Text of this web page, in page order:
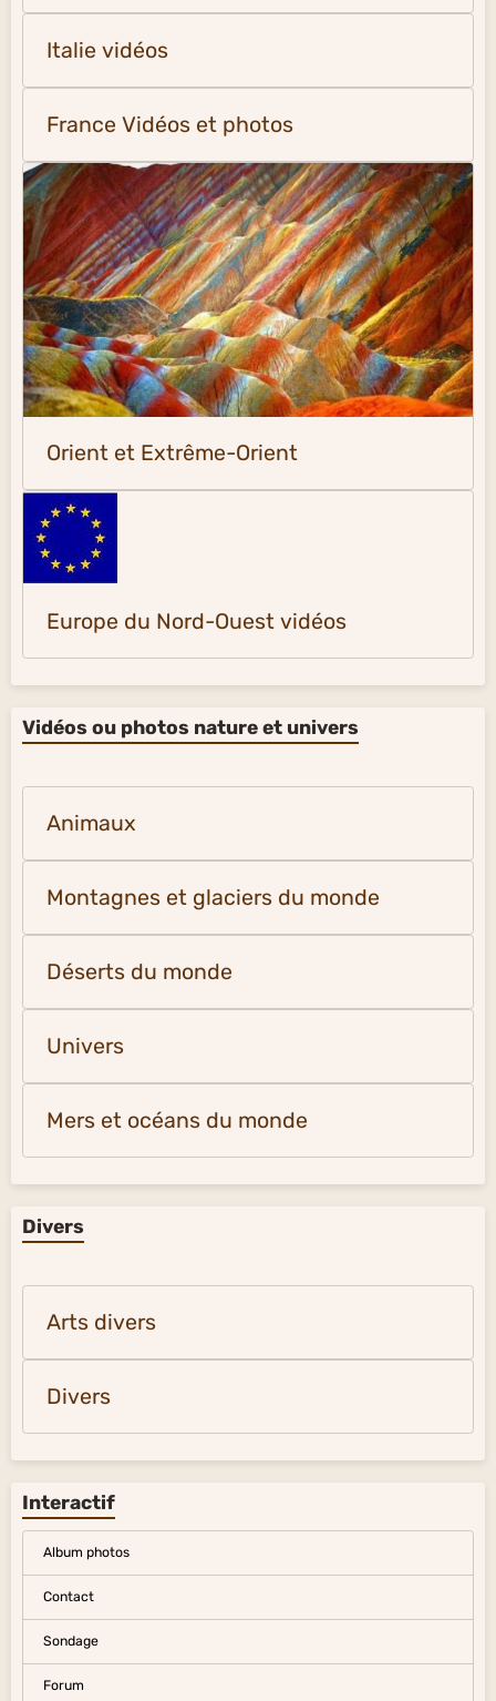
Italie vidéos
France Vidéos et photos
Orient et Extrême-Orient
Europe du Nord-Ouest vidéos
Vidéos ou photos nature et univers
Animaux
Montagnes et glaciers du monde
Déserts du monde
Univers
Mers et océans du monde
Divers
Arts divers
Divers
Interactif
Album photos
Contact
Sondage
Forum